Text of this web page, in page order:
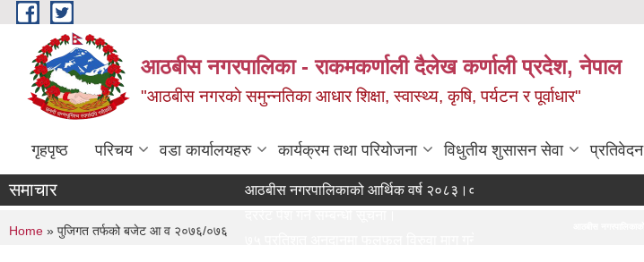
Skip to main content
आठबीस नगरपालिका - राकमकर्णाली दैलेख कर्णाली प्रदेश, नेपाल
"आठबीस नगरकाे समुन्नतिका आधार शिक्षा, स्वास्थ्य, कृषि, पर्यटन र पूर्वाधार"
गृहपृष्ठ परिचय वडा कार्यालयहरु कार्यक्रम तथा परियोजना विधुतीय शुसासन सेवा प्रतिवेदन
समाचार
आठबीस नगरपालिकाको आर्थिक वर्ष २०८३।०८४ को नीति तथा कार्यक्रम
७५ प्रतिशत अनुदानमा फलफुल विरुवा माग गर्ने सम्बन्धी सूचना।
You are here
Home » पुजिगत तर्फको बजेट आ व २०७६/०७६